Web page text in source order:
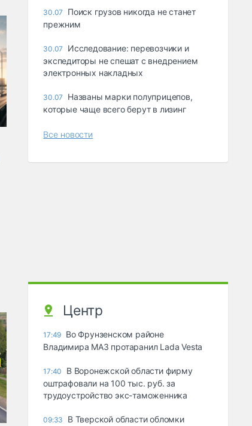
30.07
Поиск грузов никогда не станет
прежним
30.07
Исследование: перевозчики и
экспедиторы не спешат с внедрением
электронных накладных
30.07
Названы марки полуприцепов,
которые чаще всего берут в лизинг
Все новости
Центр
17:49 Во Фрунзенском районе
Владимира МАЗ протаранил Lada Vesta
17:40
В Воронежской области фирму
оштрафовали на 100 тыс. руб. за
трудоустройство экс-таможенника
09:33
В Тверской области обломки